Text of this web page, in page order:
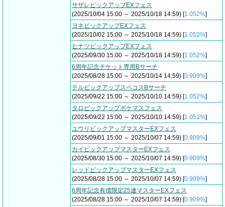
サザレピックアップEXフェス
(2025/10/04 15:00 ～ 2025/10/18 14:59) [1.052%]
ヨネピックアップEXフェス
(2025/10/02 15:00 ～ 2025/10/18 14:59) [1.052%]
ヒナツピックアップEXフェス
(2025/09/30 15:00 ～ 2025/10/18 14:59) [1.052%]
6周年記念チケット専用Bサーチ
(2025/08/28 15:00 ～ 2025/10/14 14:59) [0.909%]
テルピックアップスペコスBサーチ
(2025/09/22 15:00 ～ 2025/10/10 14:59) [1.052%]
タロピックアップポケマスフェス
(2025/09/22 15:00 ～ 2025/10/10 14:59) [1.052%]
ユウリピックアップマスターEXフェス
(2025/09/01 15:00 ～ 2025/10/07 14:59) [0.909%]
カイピックアップマスターEXフェス
(2025/08/30 15:00 ～ 2025/10/07 14:59) [0.909%]
レッドピックアップマスターEXフェス
(2025/08/28 15:00 ～ 2025/10/07 14:59) [0.909%]
6周年記念有償限定25連マスターEXフェス
(2025/08/28 15:00 ～ 2025/10/07 14:59) [0.909%]